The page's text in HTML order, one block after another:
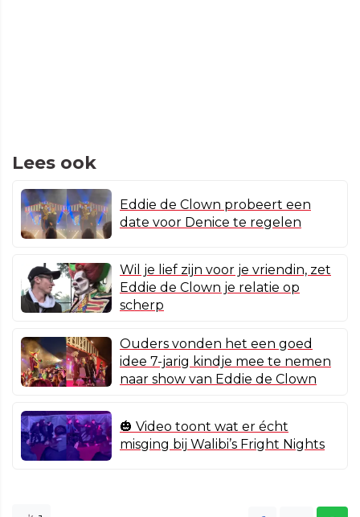
Lees ook
Eddie de Clown probeert een
date voor Denice te regelen
Wil je lief zijn voor je vriendin, zet
Eddie de Clown je relatie op
scherp
Ouders vonden het een goed
idee 7-jarig kindje mee te nemen
naar show van Eddie de Clown
🎃 Video toont wat er écht
misging bij Walibi’s Fright Nights